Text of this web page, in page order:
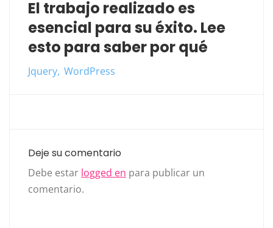
El trabajo realizado es
esencial para su éxito. Lee
esto para saber por qué
Jquery WordPress
Deje su comentario
Debe estar logged en para publicar un
comentario.